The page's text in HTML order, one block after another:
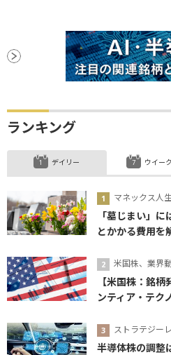
ランキング
デイリー
マネックス人
「墓じまい」
とかかる費用を
米国株、業界
【米国株：銘
ンティア・テク
ストラテジー
半導体株の調整
ウイー